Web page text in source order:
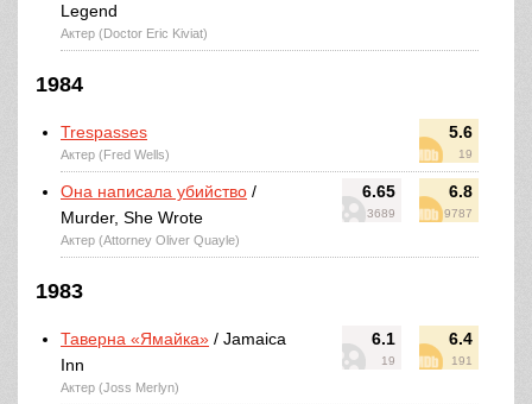
Legend
Актер (Doctor Eric Kiviat)
1984
5.6
19
Trespasses
Актер (Fred Wells)
6.65
3689
6.8
9787
Она написала убийство /
Murder, She Wrote
Актер (Attorney Oliver Quayle)
1983
6.1
19
6.4
191
Таверна «Ямайка» / Jamaica
Inn
Актер (Joss Merlyn)